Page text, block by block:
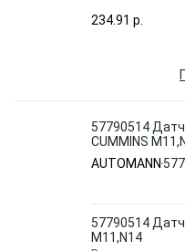
234.91 p.
57790514
CUMMINS
AUTOMANN
57790514
M11,N14